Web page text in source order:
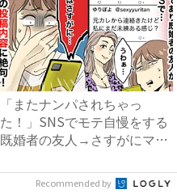
「またナンパされちゃっ
た！」SNSでモテ自慢をする
既婚者の友人→さすがにマズ
Recommended by